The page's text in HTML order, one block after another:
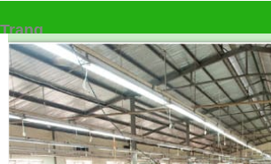
Trang
▼